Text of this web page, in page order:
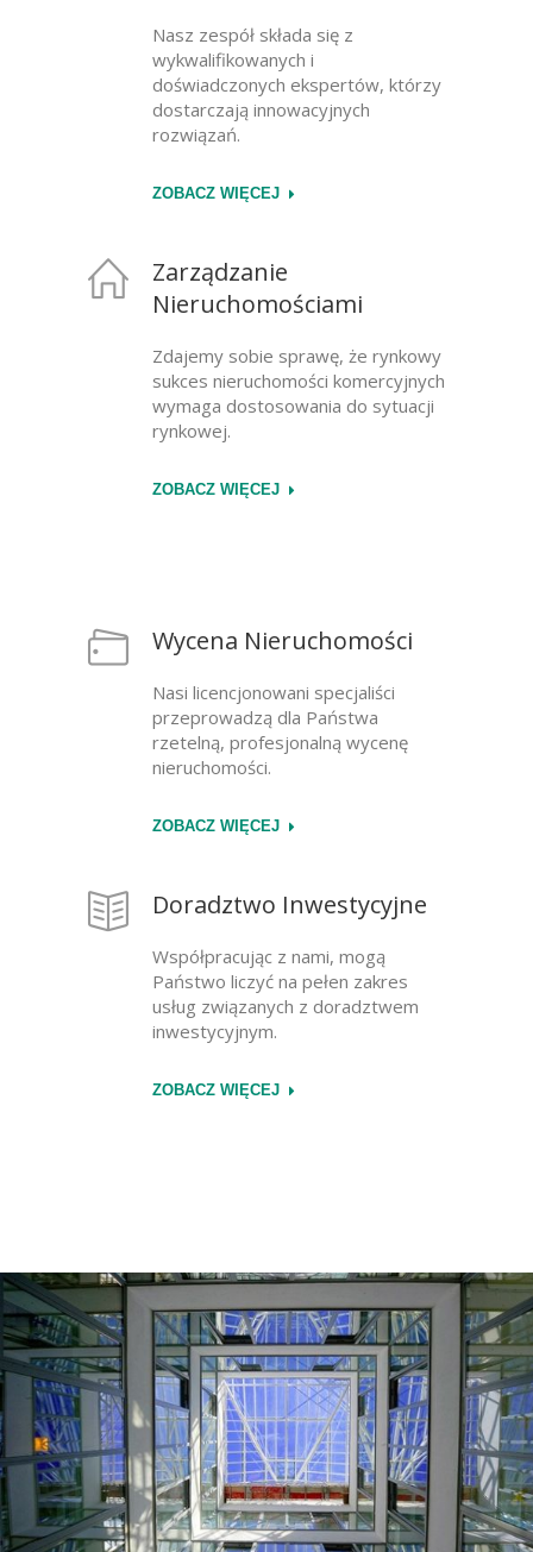
Nasz zespół składa się z
wykwalifikowanych i
doświadczonych ekspertów, którzy
dostarczają innowacyjnych
rozwiązań.
ZOBACZ WIĘCEJ
Zarządzanie
Nieruchomościami
Zdajemy sobie sprawę, że rynkowy
sukces nieruchomości komercyjnych
wymaga dostosowania do sytuacji
rynkowej.
ZOBACZ WIĘCEJ
Wycena Nieruchomości
Nasi licencjonowani specjaliści
przeprowadzą dla Państwa
rzetelną, profesjonalną wycenę
nieruchomości.
ZOBACZ WIĘCEJ
Doradztwo Inwestycyjne
Współpracując z nami, mogą
Państwo liczyć na pełen zakres
usług związanych z doradztwem
inwestycyjnym.
ZOBACZ WIĘCEJ